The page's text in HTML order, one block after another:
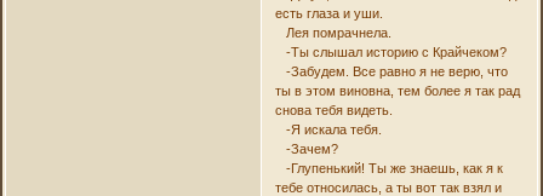
есть глаза и уши.
Лея помрачнела.
-Ты слышал историю с Крайчеком?
-Забудем. Все равно я не верю, что
ты в этом виновна, тем более я так рад
снова тебя видеть.
-Я искала тебя.
-Зачем?
-Глупенький! Ты же знаешь, как я к
тебе относилась, а ты вот так взял и